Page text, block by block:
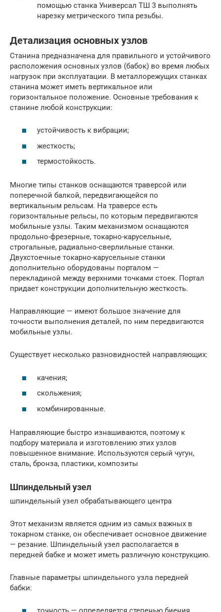
помощью станка Универсал ТШ 3 выполнять
нарезку метрического типа резьбы.
Детализация основных узлов
Станина предназначена для правильного и устойчивого
расположения основных узлов (бабок) во время любых
нагрузок при эксплуатации. В металлорежущих станках
станина может иметь вертикальное или
горизонтальное положение. Основные требования к
станине любой конструкции:
устойчивость к вибрации;
жесткость;
термостойкость.
Многие типы станков оснащаются траверсой или
поперечной балкой, передвигающейся по
вертикальным рельсам. На траверсе есть
горизонтальные рельсы, по которым передвигаются
мобильные узлы. Таким механизмом оснащаются
продольно-фрезерные, токарно-карусельные,
строгальные, радиально-сверлильные станки.
Двухстоечные токарно-карусельные станки
дополнительно оборудованы порталом —
перекладиной между верхними точками стоек. Портал
придает конструкции дополнительную жесткость.
Направляющие — имеют большое значение для
точности выполнения деталей, по ним передвигаются
мобильные узлы.
Существует несколько разновидностей направляющих:
качения;
скольжения;
комбинированные.
Направляющие быстро изнашиваются, поэтому к
подбору материала и изготовлению этих узлов
повышенное внимание. Используются серый чугун,
сталь, бронза, пластики, композиты
Шпиндельный узел
шпиндельный узел обрабатывающего центра
Этот механизм является одним из самых важных в
токарном станке, он обеспечивает основное движение
— резание. Шпиндельный узел располагается в
передней бабке и может иметь различную конструкцию.
Главные параметры шпиндельного узла передней
бабки: